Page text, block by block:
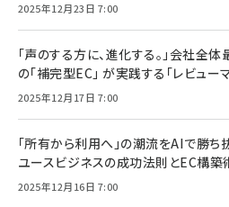
2025年12月23日 7:00
「声のする方に、進化する。」会社全
の「補完型EC」 が実践する「レビュー
2025年12月17日 7:00
「所有から利用へ」の潮流をAIで勝ち
ユースビジネスの成功法則とEC構築
2025年12月16日 7:00